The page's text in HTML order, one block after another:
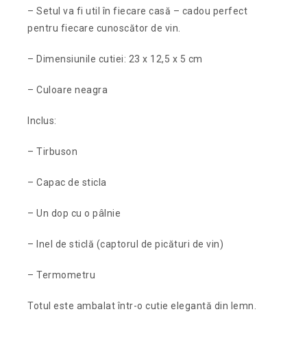
– Setul va fi util în fiecare casă – cadou perfect
pentru fiecare cunoscător de vin.
– Dimensiunile cutiei: 23 x 12,5 x 5 cm
– Culoare neagra
Inclus:
– Tirbuson
– Capac de sticla
– Un dop cu o pâlnie
– Inel de sticlă (captorul de picături de vin)
– Termometru
Totul este ambalat într-o cutie elegantă din lemn.